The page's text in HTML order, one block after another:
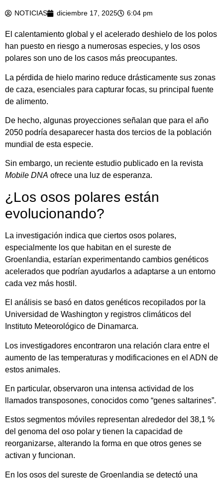
NOTICIAS diciembre 17, 2025 6:04 pm
El calentamiento global y el acelerado deshielo de los polos
han puesto en riesgo a numerosas especies, y los osos
polares son uno de los casos más preocupantes.
La pérdida de hielo marino reduce drásticamente sus zonas
de caza, esenciales para capturar focas, su principal fuente
de alimento.
De hecho, algunas proyecciones señalan que para el año
2050 podría desaparecer hasta dos tercios de la población
mundial de esta especie.
Sin embargo, un reciente estudio publicado en la revista
Mobile DNA ofrece una luz de esperanza.
¿Los osos polares están
evolucionando?
La investigación indica que ciertos osos polares,
especialmente los que habitan en el sureste de
Groenlandia, estarían experimentando cambios genéticos
acelerados que podrían ayudarlos a adaptarse a un entorno
cada vez más hostil.
El análisis se basó en datos genéticos recopilados por la
Universidad de Washington y registros climáticos del
Instituto Meteorológico de Dinamarca.
Los investigadores encontraron una relación clara entre el
aumento de las temperaturas y modificaciones en el ADN de
estos animales.
En particular, observaron una intensa actividad de los
llamados transposones, conocidos como “genes saltarines”.
Estos segmentos móviles representan alrededor del 38,1 %
del genoma del oso polar y tienen la capacidad de
reorganizarse, alterando la forma en que otros genes se
activan y funcionan.
En los osos del sureste de Groenlandia se detectó una